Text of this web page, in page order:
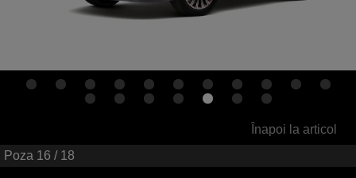
Înapoi la articol
Poza 16 / 18